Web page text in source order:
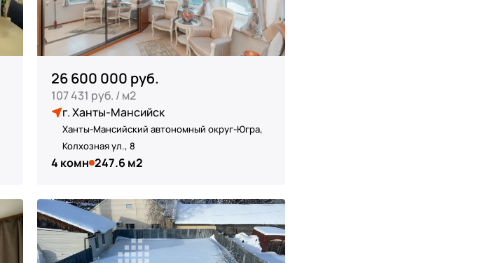
26 600 000 руб.
107 431 руб. / м2
г. Ханты-Мансийск
Ханты-Мансийский автономный округ-Югра,
Колхозная ул., 8
4 комн 247.6 м2